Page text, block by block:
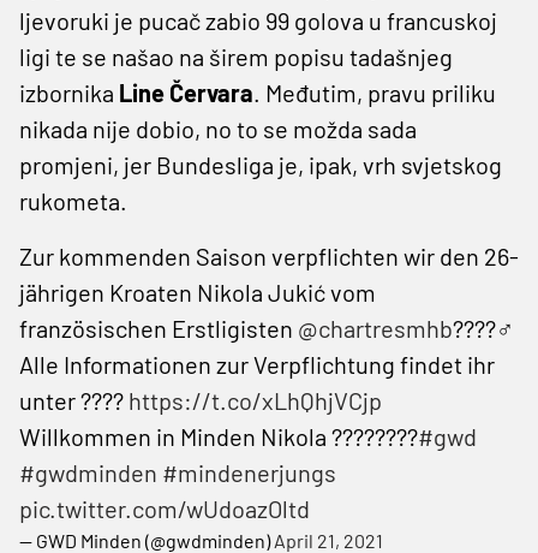
ljevoruki je pucač zabio 99 golova u francuskoj
ligi te se našao na širem popisu tadašnjeg
izbornika Line Červara. Međutim, pravu priliku
nikada nije dobio, no to se možda sada
promjeni, jer Bundesliga je, ipak, vrh svjetskog
rukometa.
Zur kommenden Saison verpflichten wir den 26-
jährigen Kroaten Nikola Jukić vom
französischen Erstligisten @chartresmhb????‍♂️
Alle Informationen zur Verpflichtung findet ihr
unter ???? https://t.co/xLhQhjVCjp
Willkommen in Minden Nikola ????????#gwd
#gwdminden #mindenerjungs
pic.twitter.com/wUdoazOltd
— GWD Minden (@gwdminden)April 21, 2021